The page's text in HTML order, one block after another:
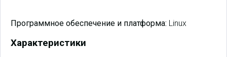
Программное обеспечение и платформа: Linux
Характеристики